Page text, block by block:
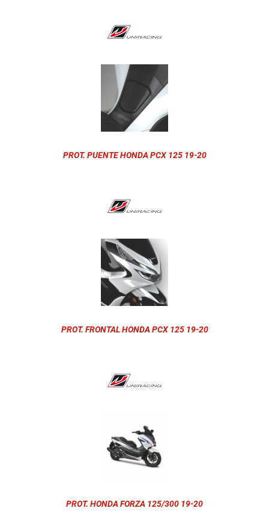
PROT. PUENTE HONDA PCX 125 19-20
PROT. FRONTAL HONDA PCX 125 19-20
PROT. HONDA FORZA 125/300 19-20